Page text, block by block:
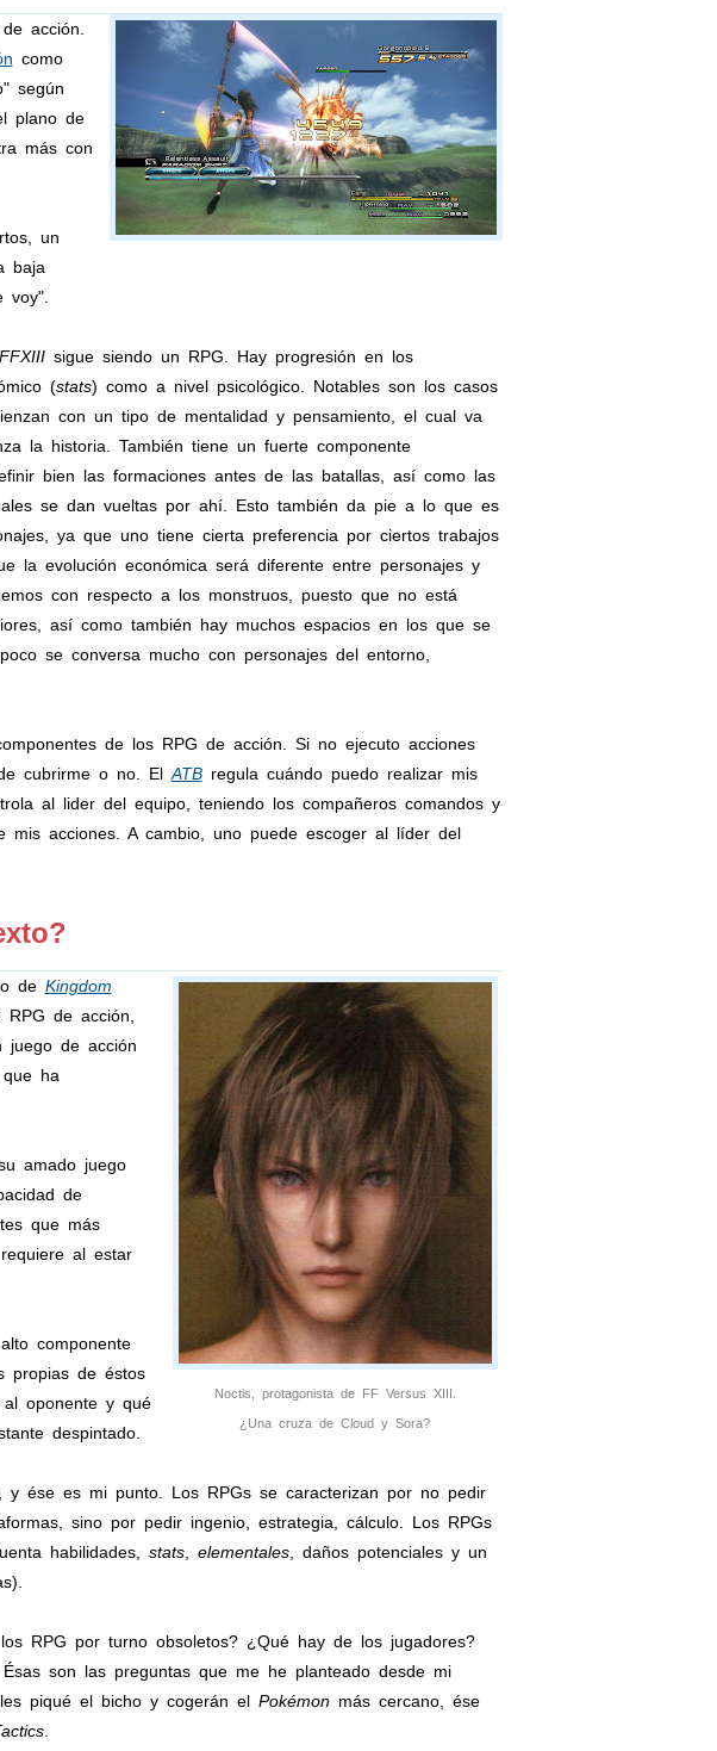
acción.
como
según
plano de
más con
un
baja
voy".
FFXIIIsigue siendo un RPG. Hay progresión en los
(stats) como a nivel psicológico. Notables son los casos
con un tipo de mentalidad y pensamiento, el cual va
la historia. También tiene un fuerte componente
bien las formaciones antes de las batallas, así como las
se dan vueltas por ahí. Esto también da pie a lo que es
ya que uno tiene cierta preferencia por ciertos trabajos
la evolución económica será diferente entre personajes y
con respecto a los monstruos, puesto que no está
así como también hay muchos espacios en los que se
se conversa mucho con personajes del entorno,
de los RPG de acción. Si no ejecuto acciones
cubrirme o no. El ATBregula cuándo puedo realizar mis
al lider del equipo, teniendo los compañeros comandos y
mis acciones. A cambio, uno puede escoger al líder del
Noctis, protagonista de FF Versus XIII.
¿Una cruza de Cloud y Sora?
de Kingdom
de acción,
de acción
ha
amado juego
de
que más
al estar
componente
propias de éstos
oponente y qué
despintado.
ése es mi punto. Los RPGs se caracterizan por no pedir
sino por pedir ingenio, estrategia, cálculo. Los RPGs
habilidades, stats, elementales, daños potenciales y un
RPG por turno obsoletos? ¿Qué hay de los jugadores?
son las preguntas que me he planteado desde mi
piqué el bicho y cogerán el Pokémonmás cercano, ése
.